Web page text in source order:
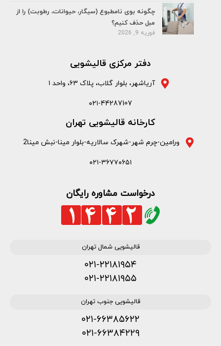
چگونه بوی نامطبوع (سیگار، حیوانات، رطوبت) را از
مبل حذف کنیم؟
فوریه 9, 2026
دفتر مرکزی قالیشویی
آریاشهر، بلوار گلاب، پلاک ۶۳، واحد ۱
۰۲۱-44287107
کارخانه قالیشویی تهران
ورامین-چرم شهر-شهرک سالاریه-بلوار مینا-نبش مینا2
۰۲۱-۳۶۷۷۰۶۵۱
درخواست مشاوره رایگان
قالیشویی شمال تهران
۰۲۱-۲۲۱۸۱۹۵۴
۰۲۱-۲۲۱۸۱۹۵۵
قالیشویی جنوب تهران
۰۲۱-۶۶۳۸۵۶۲۲
۰۲۱-۶۶۳۸۴۲۲۹